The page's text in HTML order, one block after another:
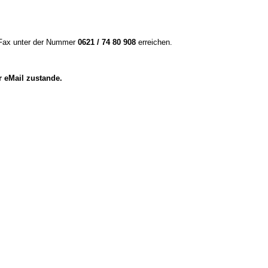
unter der Nummer 0621 / 74 80 908 erreichen.
eMail zustande.